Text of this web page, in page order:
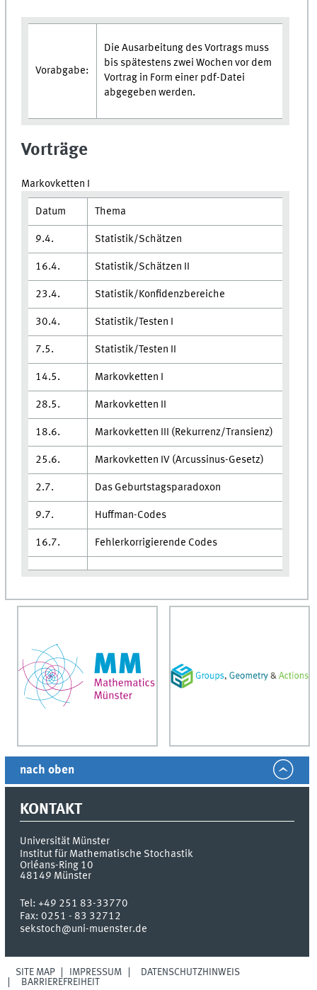
Vorabgabe:
Die Ausarbeitung des Vortrags muss
bis spätestens zwei Wochen vor dem
Vortrag in Form einer pdf-Datei
abgegeben werden.
Vorträge
Markovketten I
Datum Thema
9.4. Statistik/Schätzen
16.4. Statistik/Schätzen II
23.4. Statistik/Konfidenzbereiche
30.4. Statistik/Testen I
7.5. Statistik/Testen II
14.5. Markovketten I
28.5. Markovketten II
18.6. Markovketten III (Rekurrenz/Transienz)
25.6. Markovketten IV (Arcussinus-Gesetz)
2.7. Das Geburtstagsparadoxon
9.7. Huffman-Codes
16.7. Fehlerkorrigierende Codes
nach oben
KONTAKT
Universität Münster
Institut für Mathematische Stochastik
Orléans-Ring 10
48149 Münster
Tel:+49 251 83-33770
Fax:0251 - 83 32712
sekstoch@uni-muenster.de
SITE MAP IMPRESSUM
DATENSCHUTZHINWEIS
BARRIEREFREIHEIT